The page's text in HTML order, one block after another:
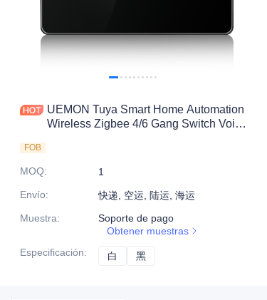
UEMON Tuya Smart Home Automation
Wireless Zigbee 4/6 Gang Switch Voice
FOB
MOQ:
1
Envío:
快递, 空运, 陆运, 海运
Muestra:
Soporte de pago
Obtener muestras
Especificación: 白 黑